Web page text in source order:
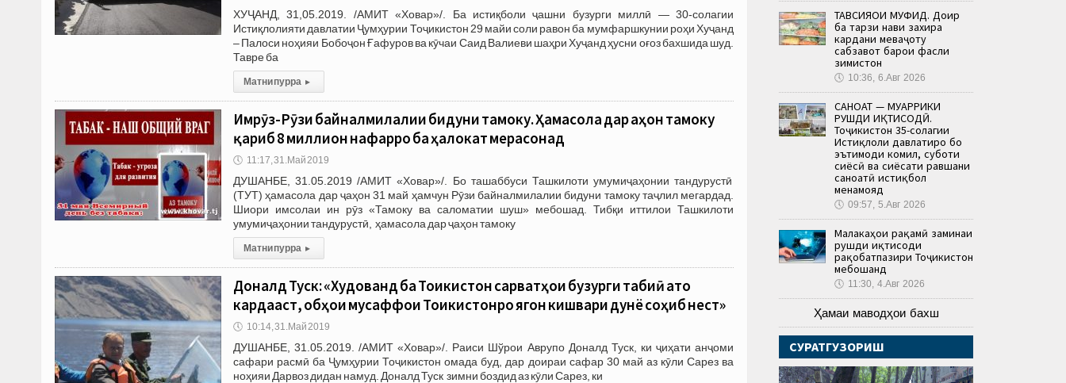
ХУҶАНД, 31,05.2019. /АМИТ «Ховар»/. Ба истиқболи ҷашни бузурги миллӣ — 30-солагии
Истиқлолияти давлатии Ҷумҳурии Тоҷикистон 29 майи соли равон ба мумфаршкунии роҳи Хуҷанд
– Палоси ноҳияи Бобоҷон Ғафуров ва кӯчаи Саид Валиеви шаҳри Хуҷанд ҳусни оғоз бахшида шуд.
Тавре ба
Матни пурра ▸
Имрӯз-Рӯзи байналмилалии бидуни тамоку. Ҳамасола дар ҷаҳон тамоку
қариб 8 миллион нафарро ба ҳалокат мерасонад
🕔 11:17, 31.Май 2019
ДУШАНБЕ, 31.05.2019 /АМИТ «Ховар»/. Бо ташаббуси Ташкилоти умумиҷаҳонии тандурустӣ
(ТУТ) ҳамасола дар ҷаҳон 31 май ҳамчун Рӯзи байналмилалии бидуни тамоку таҷлил мегардад.
Шиори имсолаи ин рӯз «Тамоку ва саломатии шуш» мебошад. Тибқи иттилои Ташкилоти
умумиҷаҳонии тандурустӣ, ҳамасола дар ҷаҳон тамоку
Матни пурра ▸
Доналд Туск: «Худованд ба Тоҷикистон сарватҳои бузурги табиӣ ато
кардааст, обҳои мусаффои Тоҷикистонро ягон кишвари дунё соҳиб нест»
🕔 10:14, 31.Май 2019
ДУШАНБЕ, 31.05.2019. /АМИТ «Ховар»/. Раиси Шўрои Аврупо Доналд Туск, ки ҷиҳати анҷоми
сафари расмӣ ба Ҷумҳурии Тоҷикистон омада буд, дар доираи сафар 30 май аз кӯли Сарез ва
ноҳияи Дарвоз дидан намуд. Доналд Туск зимни боздид аз кӯли Сарез, ки
ТАВСИЯҲОИ МУФИД. Доир
ба тарзи нави захира
кардани меваҷоту
сабзавот барои фасли
зимистон
🕔 10:36, 6.Авг 2026
САНОАТ — МУҲАРРИКИ
РУШДИ ИҚТИСОДӢ.
Тоҷикистон 35-солагии
Истиқлоли давлатиро бо
эътимоди комил, суботи
сиёсӣ ва сиёсати равшани
саноатӣ истиқбол
менамояд
🕔 09:57, 5.Авг 2026
Малакаҳои рақамӣ заминаи
рушди иқтисоди
рақобатпазири Тоҷикистон
мебошанд
🕔 11:30, 4.Авг 2026
Ҳамаи маводҳои бахш
СУРАТГУЗОРИШ